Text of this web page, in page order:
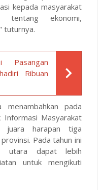
kepada masyarakat
ekonomi,
tuturnya.
Pasangan
Ribuan
menambahkan pada
Informasi Masyarakat
juara harapan tiga
Pada tahun ini
utara dapat lebih
untuk mengikuti